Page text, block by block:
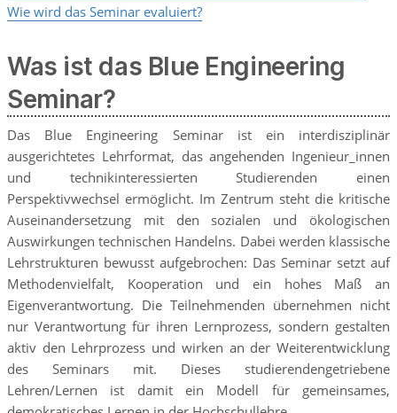
Wie wird das Seminar evaluiert?
Was ist das Blue Engineering
Seminar?
Das Blue Engineering Seminar ist ein interdisziplinär
ausgerichtetes Lehrformat, das angehenden Ingenieur_innen
und technikinteressierten Studierenden einen
Perspektivwechsel ermöglicht. Im Zentrum steht die kritische
Auseinandersetzung mit den sozialen und ökologischen
Auswirkungen technischen Handelns. Dabei werden klassische
Lehrstrukturen bewusst aufgebrochen: Das Seminar setzt auf
Methodenvielfalt, Kooperation und ein hohes Maß an
Eigenverantwortung. Die Teilnehmenden übernehmen nicht
nur Verantwortung für ihren Lernprozess, sondern gestalten
aktiv den Lehrprozess und wirken an der Weiterentwicklung
des Seminars mit. Dieses studierendengetriebene
Lehren/Lernen ist damit ein Modell für gemeinsames,